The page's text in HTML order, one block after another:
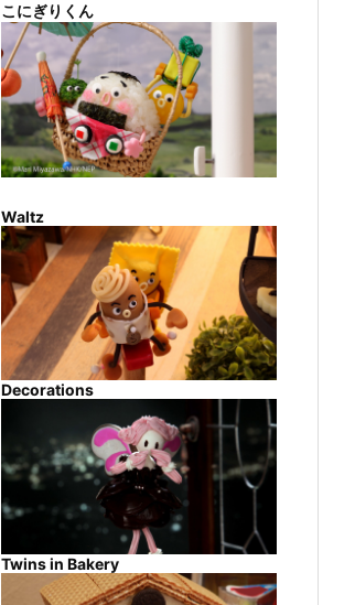
こにぎりくん
Waltz
Decorations
Twins in Bakery